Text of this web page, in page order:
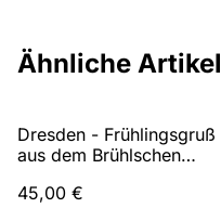
Ähnliche Artikel
Dresden - Frühlingsgruß
aus dem Brühlschen
Wandbild
45,00 €